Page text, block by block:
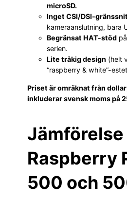
microSD.
Inget CSI/DSI-
kameraanslutning, bara
Begränsat HAT-stöd
serien.
Lite tråkig design (helt
“raspberry & white”-
Priset är omräknat från
inkluderar svensk moms på
Raspberry
500 och